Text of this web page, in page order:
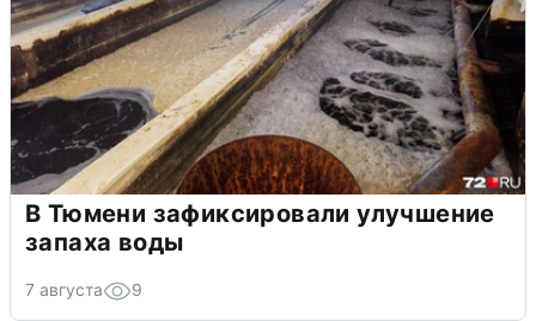
В Тюмени зафиксировали улучшение
запаха воды
7 августа 9